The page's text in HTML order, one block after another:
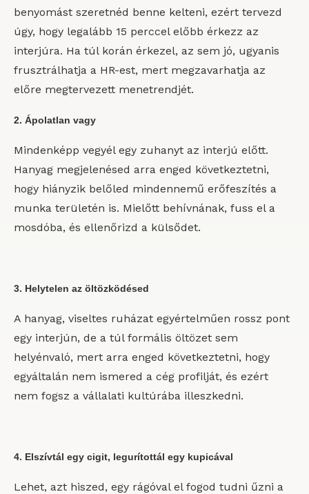
benyomást szeretnéd benne kelteni, ezért tervezd
úgy, hogy legalább 15 perccel előbb érkezz az
interjúra. Ha túl korán érkezel, az sem jó, ugyanis
frusztrálhatja a HR-est, mert megzavarhatja az
előre megtervezett menetrendjét.
2. Ápolatlan vagy
Mindenképp vegyél egy zuhanyt az interjú előtt.
Hanyag megjelenésed arra enged következtetni,
hogy hiányzik belőled mindennemű erőfeszítés a
munka területén is. Mielőtt behívnának, fuss el a
mosdóba, és ellenőrizd a külsődet.
3. Helytelen az öltözködésed
A hanyag, viseltes ruházat egyértelműen rossz pont
egy interjún, de a túl formális öltözet sem
helyénvaló, mert arra enged következtetni, hogy
egyáltalán nem ismered a cég profilját, és ezért
nem fogsz a vállalati kultúrába illeszkedni.
4. Elszívtál egy cigit, legurítottál egy kupicával
Lehet, azt hiszed, egy rágóval el fogod tudni űzni a